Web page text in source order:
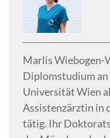
Diese
Gebiet der
Neurochirurgie
Weichteilchirurgie
für
Marlis Wiebogen-
Diplomstudium
Universität Wien
Assistenzärztin in
tätig. Ihr